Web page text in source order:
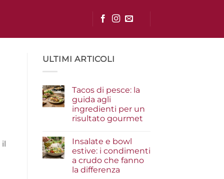
ULTIMI ARTICOLI
Tacos di pesce: la
guida agli
ingredienti per un
risultato gourmet
su
Tacos
di
pesce:
la
guida
Insalate e bowl
estive: i condimenti
a crudo che fanno
la differenza